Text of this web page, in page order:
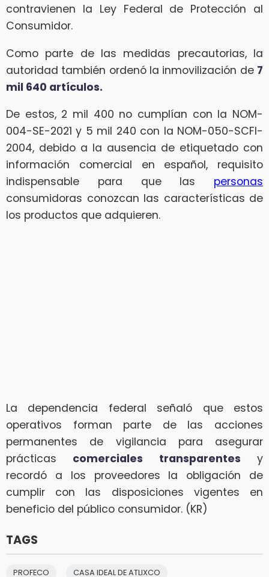
contravienen la Ley Federal de Protección al
Consumidor.
Como parte de las medidas precautorias, la
autoridad también ordenó la inmovilización de 7
mil 640 artículos.
De estos, 2 mil 400 no cumplían con la NOM-
004-SE-2021 y 5 mil 240 con la NOM-050-SCFI-
2004, debido a la ausencia de etiquetado con
información comercial en español, requisito
indispensable para que las personas
consumidoras conozcan las características de
los productos que adquieren.
La dependencia federal señaló que estos
operativos forman parte de las acciones
permanentes de vigilancia para asegurar
prácticas comerciales transparentes y
recordó a los proveedores la obligación de
cumplir con las disposiciones vigentes en
beneficio del público consumidor. (KR)
TAGS
PROFECO CASA IDEAL DE ATLIXCO